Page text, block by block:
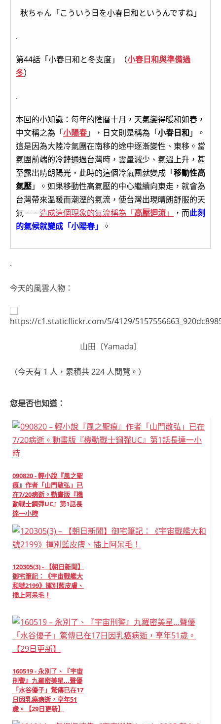
秋ちゃん「こういう日を小春日和というんですね」
.
第44話「小春日和と冬支度」（小春日和與準備過
冬）
.
本回的小知識：每年的陰曆十月，天氣變得暖和如春，
中文稱之為「小陽春」，日文則是稱為「小春日和」。
這是因為大陸冷氣團在南移的途中逐漸變性、東移。當
氣團前端的冷鋒通過台灣時，雲量減少、氣溫上升，甚
至露出晴朗陽光，此時的這個冷氣團就變成「移動性高
氣壓」。如果移動性高氣壓的中心繼續向東走，就會為
台灣帶來溫暖而潮溼的氣流，使台灣出現晴朗舒服的天
氣－－造成這個現象的氣流稱為「高壓迴流」 ，而此刻
的氣候就變成「小陽春」
。
.
今天的風雲人物：
山田〔Yamada〕
（今天有 1 人，累積共 224 人閱覽。）
您是否也知道：
090820 - 輕小說『風之聖
痕』作者「山門敬弘」已
在7/20病逝。動畫版『機
動戰士鋼彈UC』第1話長
達一小時
120305(3) - 【朝日新聞】
御宅筆記：《宇宙戰艦大
和號2199》揮別藍皮膚、
插上阿呆毛！
160519 - 永別了、『宇宙
刑警』九羅密美星...聲優
「水谷優子」驚傳已在17
日因乳癌病逝，享年51
歲。【29日更新】